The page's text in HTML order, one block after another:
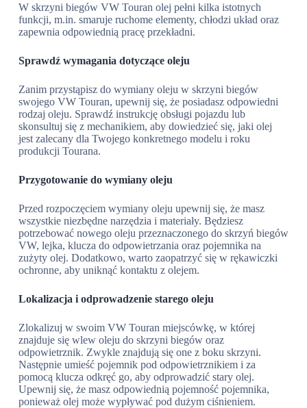
W skrzyni biegów VW Touran olej pełni kilka istotnych
funkcji, m.in. smaruje ruchome elementy, chłodzi układ oraz
zapewnia odpowiednią pracę przekładni.
Sprawdź wymagania dotyczące oleju
Zanim przystąpisz do wymiany oleju w skrzyni biegów
swojego VW Touran, upewnij się, że posiadasz odpowiedni
rodzaj oleju. Sprawdź instrukcję obsługi pojazdu lub
skonsultuj się z mechanikiem, aby dowiedzieć się, jaki olej
jest zalecany dla Twojego konkretnego modelu i roku
produkcji Tourana.
Przygotowanie do wymiany oleju
Przed rozpoczęciem wymiany oleju upewnij się, że masz
wszystkie niezbędne narzędzia i materiały. Będziesz
potrzebować nowego oleju przeznaczonego do skrzyń biegów
VW, lejka, klucza do odpowietrzania oraz pojemnika na
zużyty olej. Dodatkowo, warto zaopatrzyć się w rękawiczki
ochronne, aby uniknąć kontaktu z olejem.
Lokalizacja i odprowadzenie starego oleju
Zlokalizuj w swoim VW Touran miejscówkę, w której
znajduje się wlew oleju do skrzyni biegów oraz
odpowietrznik. Zwykle znajdują się one z boku skrzyni.
Następnie umieść pojemnik pod odpowietrznikiem i za
pomocą klucza odkręć go, aby odprowadzić stary olej.
Upewnij się, że masz odpowiednią pojemność pojemnika,
ponieważ olej może wypływać pod dużym ciśnieniem.